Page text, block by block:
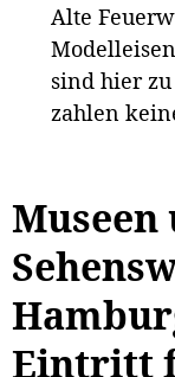
Alte
sind hier
zahlen
Museen
Eintritt